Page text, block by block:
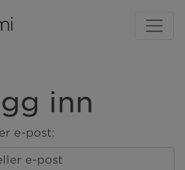
inn
e-post: